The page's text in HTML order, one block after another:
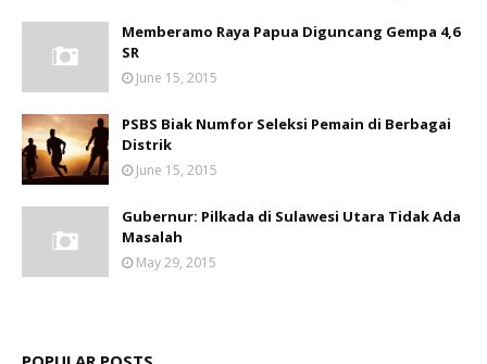
Memberamo Raya Papua Diguncang Gempa 4,6
SR
June 15, 2015
PSBS Biak Numfor Seleksi Pemain di Berbagai
Distrik
June 15, 2015
Gubernur: Pilkada di Sulawesi Utara Tidak Ada
Masalah
May 29, 2015